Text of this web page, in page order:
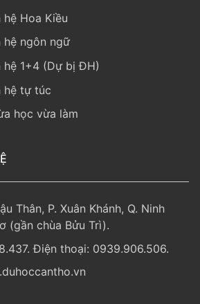
Hoa Kiều
hệ ngôn ngữ
1+4 (Dự bị ĐH)
hệ tự túc
học vừa làm
Thân, P. Xuân Khánh, Q. Ninh
(gần chùa Bửu Trì).
Điện thoại: 0939.906.506.